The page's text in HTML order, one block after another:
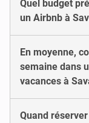
Quel budget
un Airbnb à
En moyenne,
semaine dans
vacances à
Quand